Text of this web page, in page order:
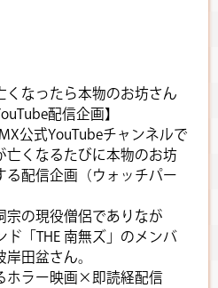
くなったら本物のお坊さん
配信企画】
公式YouTubeチャンネルで
亡くなるたびに本物のお坊
る配信企画（ウォッチパー
宗の現役僧侶でありなが
ド「THE 南無ズ」のメンバ
田盆さん。
ホラー映画×即読経配信